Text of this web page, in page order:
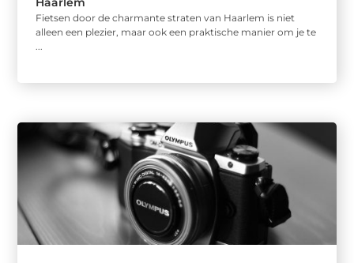
Fietsen door de charmante straten van Haarlem is niet
alleen een plezier, maar ook een praktische manier om je te